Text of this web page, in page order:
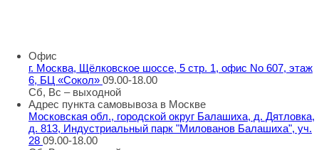
Офис
г. Москва, Щёлковское шоссе, 5 стр. 1, офис No 607, этаж
6, БЦ «Сокол» 09.00-18.00
Сб, Вс – выходной
Адрес пункта самовывоза в Москве
Московская обл., городской округ Балашиха, д. Дятловка,
д. 813, Индустриальный парк "Милованов Балашиха", уч.
28 09.00-18.00